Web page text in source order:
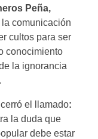
Peña,
comunicación
cultos para ser
conocimiento
la ignorancia
cerró el llamado:
la duda que
debe estar